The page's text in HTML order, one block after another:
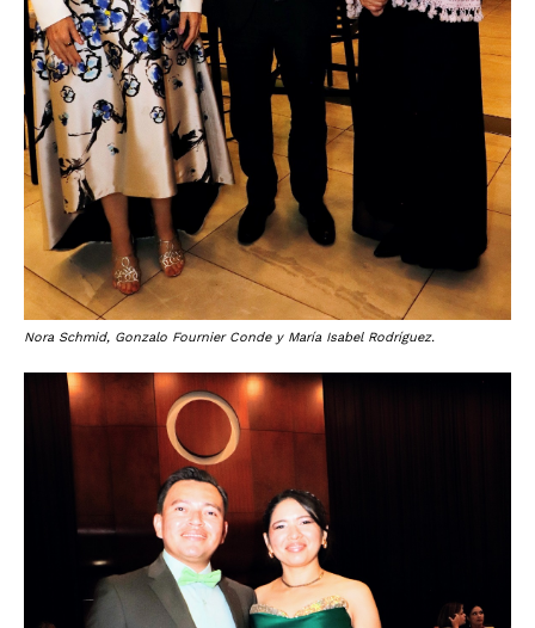
Nora Schmid, Gonzalo Fournier Conde y María Isabel Rodríguez.